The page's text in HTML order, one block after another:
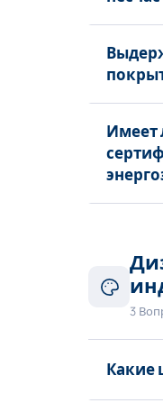
Имеет
3
Какие